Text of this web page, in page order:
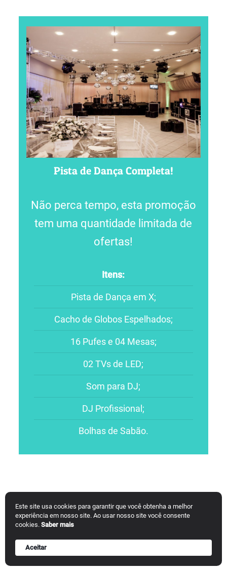
Este site usa cookies para garantir que você obtenha a melhor
experiência em nosso site. Ao usar nosso site você consente
cookies. Saber mais
Aceitar
Pista de Dança Completa!
Não perca tempo, esta promoção
tem uma quantidade limitada de
ofertas!
Itens:
Pista de Dança em X;
Cacho de Globos Espelhados;
16 Pufes e 04 Mesas;
02 TVs de LED;
Som para DJ;
DJ Profissional;
Bolhas de Sabão.
Gostou de nossa maneira de trabalhar? A CJB
sua festa! Confira todos nossos